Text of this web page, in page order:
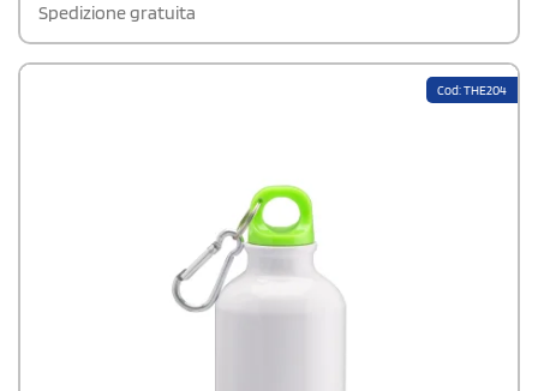
Spedizione gratuita
Cod: THE204